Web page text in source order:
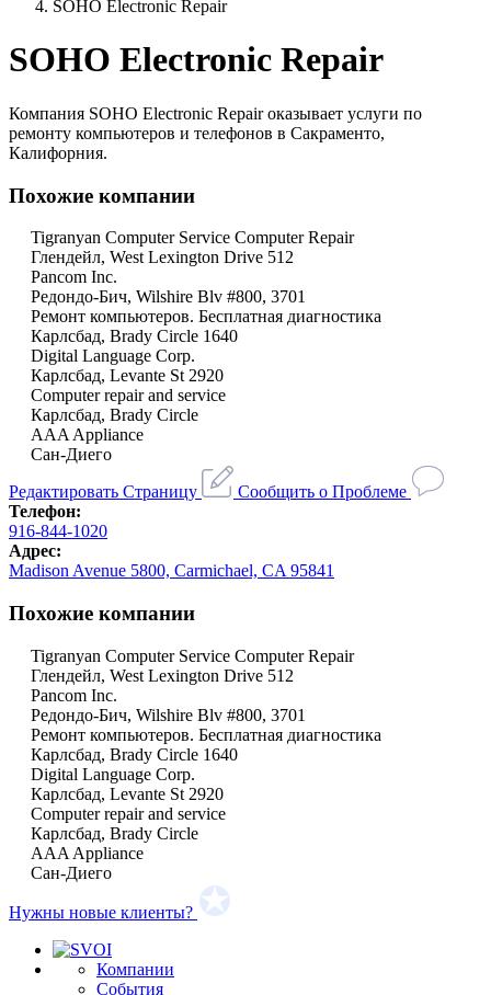
SOHO Electronic Repair
SOHO Electronic Repair
Компания SOHO Electronic Repair оказывает услуги по
ремонту компьютеров и телефонов в Сакраменто,
Калифорния.
Похожие компании
Tigranyan Computer Service Computer Repair
Глендейл, West Lexington Drive 512
Pancom Inc.
Редондо-Бич, Wilshire Blv #800, 3701
Ремонт компьютеров. Бесплатная диагностика
Карлсбад, Brady Circle 1640
Digital Language Corp.
Карлсбад, Levante St 2920
Computer repair and service
Карлсбад, Brady Circle
AAA Appliance
Сан-Диего
Редактировать Страницу
Сообщить о Проблеме
Телефон:
916-844-1020
Адрес:
Madison Avenue 5800, Carmichael, CA 95841
Похожие компании
Tigranyan Computer Service Computer Repair
Глендейл, West Lexington Drive 512
Pancom Inc.
Редондо-Бич, Wilshire Blv #800, 3701
Ремонт компьютеров. Бесплатная диагностика
Карлсбад, Brady Circle 1640
Digital Language Corp.
Карлсбад, Levante St 2920
Computer repair and service
Карлсбад, Brady Circle
AAA Appliance
Сан-Диего
Нужны новые клиенты?
Компании
События